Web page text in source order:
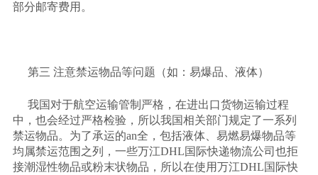
部分邮寄费用。
第三 注意禁运物品等问题（如：易爆品、液体）
我国对于航空运输管制严格，在进出口货物运输过程
中，也会经过严格检验，所以我国相关部门规定了一系列
禁运物品。为了承运的an全，包括液体、易燃易爆物品等
均属禁运范围之列，一些万江DHL国际快递物流公司也拒
接潮湿性物品或粉末状物品，所以在使用万江DHL国际快